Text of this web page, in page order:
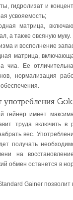
гидролизат и
усвояемость;
матрица,
а также овсяную
и восполнение
матрица,
чиа. Ее
нормализация
употребления
гейнер имеет
труда включить в
вес.
получать
на
обмен останется в
Gainer позволит